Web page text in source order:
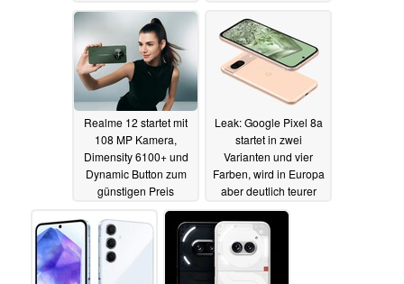
Realme 12 startet mit
108 MP Kamera,
Dimensity 6100+ und
Dynamic Button zum
günstigen Preis
Leak: Google Pixel 8a
startet in zwei
Varianten und vier
Farben, wird in Europa
aber deutlich teurer
05.03.2024